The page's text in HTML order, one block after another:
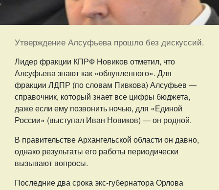
Утверждение Алсуфьева прошло без дискуссий.
Лидер фракции КПРФ Новиков отметил, что
Алсуфьева знают как «облупленного». Для
фракции ЛДПР (по словам Пивкова) Алсуфьев —
справочник, который знает все цифры бюджета,
даже если ему позвонить ночью, для «Единой
России» (выступал Иван Новиков) — он родной.
В правительстве Архангельской области он давно,
однако результаты его работы периодически
вызывают вопросы.
Последние два срока экс-губернатора Орлова